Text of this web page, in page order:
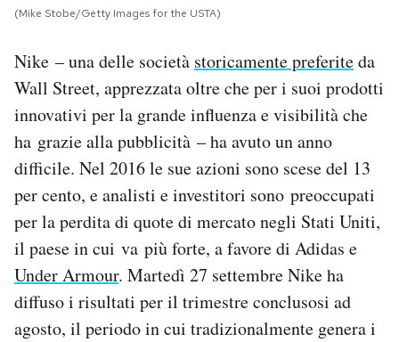
CALENDARIO
AREA PERSONALE
Area Personale
Newsletter
Notifiche mobile
Hai bisogno di aiuto?
Esci
(Mike Stobe/Getty Images for the USTA)
Nike – una delle società storicamente preferiteda
Wall Street, apprezzata oltre che per i suoi prodotti
innovativi per la grande influenza e visibilità che
ha grazie alla pubblicità – ha avuto un anno
difficile. Nel 2016 le sue azioni sono scese del 13
per cento, e analisti e investitori sono preoccupati
per la perdita di quote di mercato negli Stati Uniti,
il paese in cui va più forte, a favore di Adidas e
Under Armour. Martedì 27 settembre Nike ha
diffuso i risultati per il trimestre conclusosi ad
agosto, il periodo in cui tradizionalmente genera i